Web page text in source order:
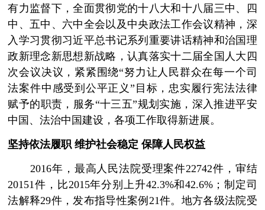
有力监督下，全面贯彻党的十八大和十八届三中、四
中、五中、六中全会以及中央政法工作会议精神，深
入学习贯彻习近平总书记系列重要讲话精神和治国理
政新理念新思想新战略，认真落实十二届全国人大四
次会议决议，紧紧围绕“努力让人民群众在每一个司
法案件中感受到公平正义”目标，忠实履行宪法法律
赋予的职责，服务“十三五”规划实施，深入推进平安
中国、法治中国建设，各项工作取得新进展。
坚持依法履职 维护社会稳定 保障人民权益
2016年，最高人民法院受理案件22742件，审结
20151件，比2015年分别上升42.3%和42.6%；制定司
法解释29件，发布指导性案例21件。地方各级法院受